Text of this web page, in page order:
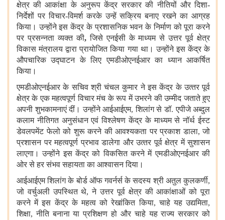
क्षेत्र की आकांक्षा के अनुरूप केंद्र सरकार की नीतियों और दिशा-
निर्देशों पर विचार-विमर्श करके उन्हें सक्रिय बनाए रखने का आग्रह
किया। उन्होंने इस केंद्र के प्रशासनिक भवन के निर्माण को पूरा करने
पर प्रसन्‍नता व्यक्त की,जिसे एनईसी के माध्यम से उत्तर पूर्व क्षेत्र
विकास मंत्रालय द्वारा प्रायोजित किया गया था। उन्होंने इस केंद्र के
औपचारिक उद्घाटन के लिए एमडीओएनईआर का ध्यान आकर्षित
किया।
एमडीओएनईआर के सचिव श्री चंचल कुमार ने इस केंद्र के उत्‍तर पूर्व
क्षेत्र के एक महत्वपूर्ण विचार मंच के रूप में उभरने की उम्मीद जताते हुए
अपनी शुभकामनाएं दीं। उन्होंने आईआईएम, शिलांग से डॉ. एपीजे अब्दुल
कलाम नीतिगत अनुसंधान एवं विश्‍लेषण केंद्र के माध्यम से नॉर्थ ईस्ट
डेवलपमेंट फेलो को शुरू करने की आवश्यकता पर प्रकाश डाला, जो
प्रशासन पर महत्वपूर्ण प्रभाव डालेगा और उत्‍तर पूर्व क्षेत्र में सुशासन
लाएगा। उन्होंने इस केंद्र को विकसित करने में एमडीओएनईआर की
ओर से हर संभव सहायता का आश्वासन दिया।
आईआईएम शिलांग के बोर्ड ऑफ गवर्नर्स के सदस्‍य श्री अतुल कुलकर्णी,
जो वर्चुअली उपस्थित थे, ने उत्तर पूर्व क्षेत्र की आकांक्षाओं को पूरा
करने में इस केंद्र के महत्व को रेखांकित किया,चाहे यह उद्यमिता,
शिक्षा,नीति बनाना या प्रशिक्षण हो और चाहे यह राज्य सरकार को